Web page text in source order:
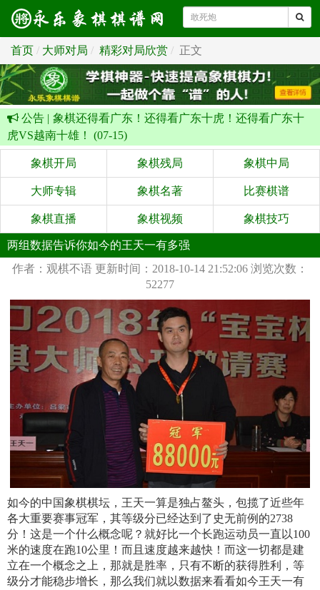
首页 大师对局 精彩对局欣赏 正文
公告 | 象棋还得看广东！还得看广东十虎！还得看广东十
虎VS越南十雄！ (07-15)
象棋开局 象棋残局 象棋中局
大师专辑 象棋名著 比赛棋谱
象棋直播 象棋视频 象棋技巧
两组数据告诉你如今的王天一有多强
作者：观棋不语 更新时间：2018-10-14 21:52:06 浏览次数：
52277
如今的中国象棋棋坛，王天一算是独占鳌头，包揽了近些年
各大重要赛事冠军，其等级分已经达到了史无前例的2738
分！这是一个什么概念呢？就好比一个长跑运动员一直以100
米的速度在跑10公里！而且速度越来越快！而这一切都是建
立在一个概念之上，那就是胜率，只有不断的获得胜利，等
级分才能稳步增长，那么我们就以数据来看看如今王天一有